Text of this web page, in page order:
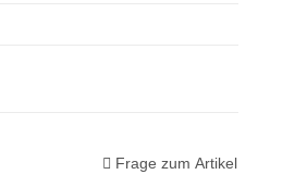
Frage zum Artikel